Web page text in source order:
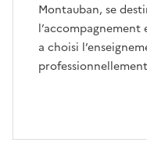
Montauban, se
l’accompagnement
a choisi